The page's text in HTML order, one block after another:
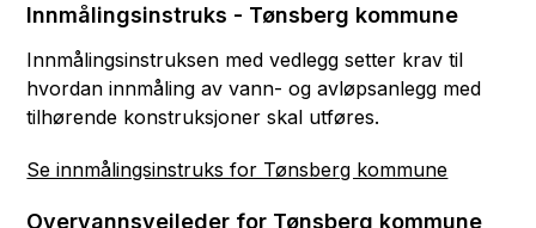
Innmålingsinstruks - Tønsberg kommune
Innmålingsinstruksen med vedlegg setter krav til
hvordan innmåling av vann- og avløpsanlegg med
tilhørende konstruksjoner skal utføres.
Se innmålingsinstruks for Tønsberg kommune
Overvannsveileder for Tønsberg kommune